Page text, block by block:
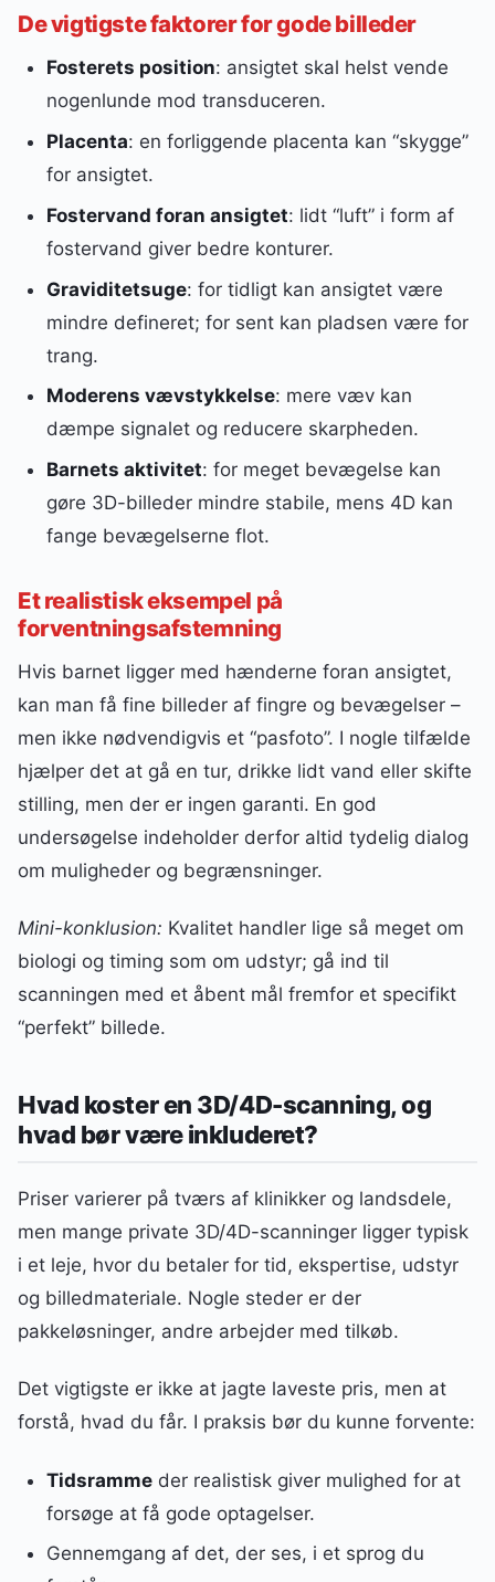
De vigtigste faktorer for gode billeder
Fosterets position: ansigtet skal helst vende
nogenlunde mod transduceren.
Placenta: en forliggende placenta kan “skygge”
for ansigtet.
Fostervand foran ansigtet: lidt “luft” i form af
fostervand giver bedre konturer.
Graviditetsuge: for tidligt kan ansigtet være
mindre defineret; for sent kan pladsen være for
trang.
Moderens vævstykkelse: mere væv kan
dæmpe signalet og reducere skarpheden.
Barnets aktivitet: for meget bevægelse kan
gøre 3D-billeder mindre stabile, mens 4D kan
fange bevægelserne flot.
Et realistisk eksempel på
forventningsafstemning
Hvis barnet ligger med hænderne foran ansigtet,
kan man få fine billeder af fingre og bevægelser –
men ikke nødvendigvis et “pasfoto”. I nogle tilfælde
hjælper det at gå en tur, drikke lidt vand eller skifte
stilling, men der er ingen garanti. En god
undersøgelse indeholder derfor altid tydelig dialog
om muligheder og begrænsninger.
Mini-konklusion: Kvalitet handler lige så meget om
biologi og timing som om udstyr; gå ind til
scanningen med et åbent mål fremfor et specifikt
“perfekt” billede.
Hvad koster en 3D/4D-scanning, og
hvad bør være inkluderet?
Priser varierer på tværs af klinikker og landsdele,
men mange private 3D/4D-scanninger ligger typisk
i et leje, hvor du betaler for tid, ekspertise, udstyr
og billedmateriale. Nogle steder er der
pakkeløsninger, andre arbejder med tilkøb.
Det vigtigste er ikke at jagte laveste pris, men at
forstå, hvad du får. I praksis bør du kunne forvente:
Tidsrammeder realistisk giver mulighed for at
forsøge at få gode optagelser.
Gennemgang af det, der ses, i et sprog du